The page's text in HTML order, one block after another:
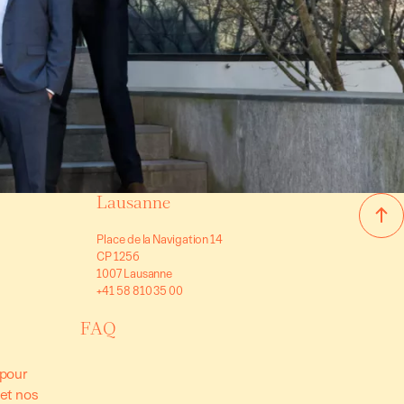
Lausanne
Place de la Navigation 14
CP 1256
1007 Lausanne
+41 58 810 35 00
nos
FAQ